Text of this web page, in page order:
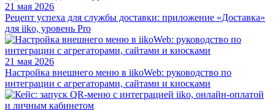
21 мая 2026
Рецепт успеха для службы доставки: приложение «Доставка»
для iiko, уровень Pro
21 мая 2026
Настройка внешнего меню в iikoWeb: руководство по
интеграции с агрегаторами, сайтами и киосками